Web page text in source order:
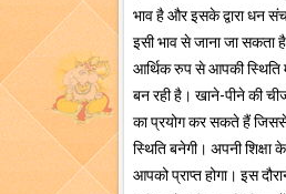
भाव है और इसके द्वारा धन
इसी भाव से जाना जा
आर्थिक रुप से आपकी स्थिति
बन रही है। खाने-पीने की
का प्रयोग कर सकते हैं
स्थिति बनेगी। अपनी
आपको प्राप्त होगा। इस